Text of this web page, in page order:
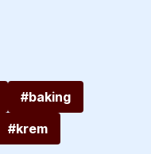
#baking
#krem